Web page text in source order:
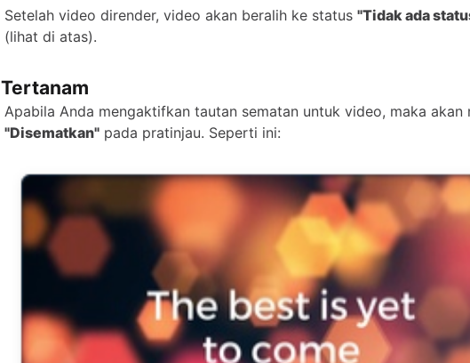
Setelah video dirender, video akan beralih ke status "Tidak ada
(lihat di atas).
Tertanam
Apabila Anda mengaktifkan tautan sematan untuk video, maka akan
"Disematkan" pada pratinjau. Seperti ini: